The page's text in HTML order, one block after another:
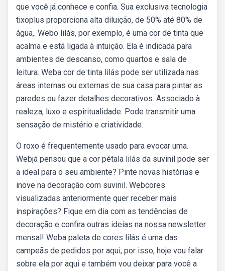
que você já conhece e confia. Sua exclusiva tecnologia
tixoplus proporciona alta diluição, de 50% até 80% de
água,. Webo lilás, por exemplo, é uma cor de tinta que
acalma e está ligada à intuição. Ela é indicada para
ambientes de descanso, como quartos e sala de
leitura. Weba cor de tinta lilás pode ser utilizada nas
áreas internas ou externas de sua casa para pintar as
paredes ou fazer detalhes decorativos. Associado à
realeza, luxo e espiritualidade. Pode transmitir uma
sensação de mistério e criatividade.
O roxo é frequentemente usado para evocar uma.
Webjá pensou que a cor pétala lilás da suvinil pode ser
a ideal para o seu ambiente? Pinte novas histórias e
inove na decoração com suvinil. Webcores
visualizadas anteriormente quer receber mais
inspirações? Fique em dia com as tendências de
decoração e confira outras ideias na nossa newsletter
mensal! Weba paleta de cores lilás é uma das
campeãs de pedidos por aqui, por isso, hoje vou falar
sobre ela por aqui e também vou deixar para você a